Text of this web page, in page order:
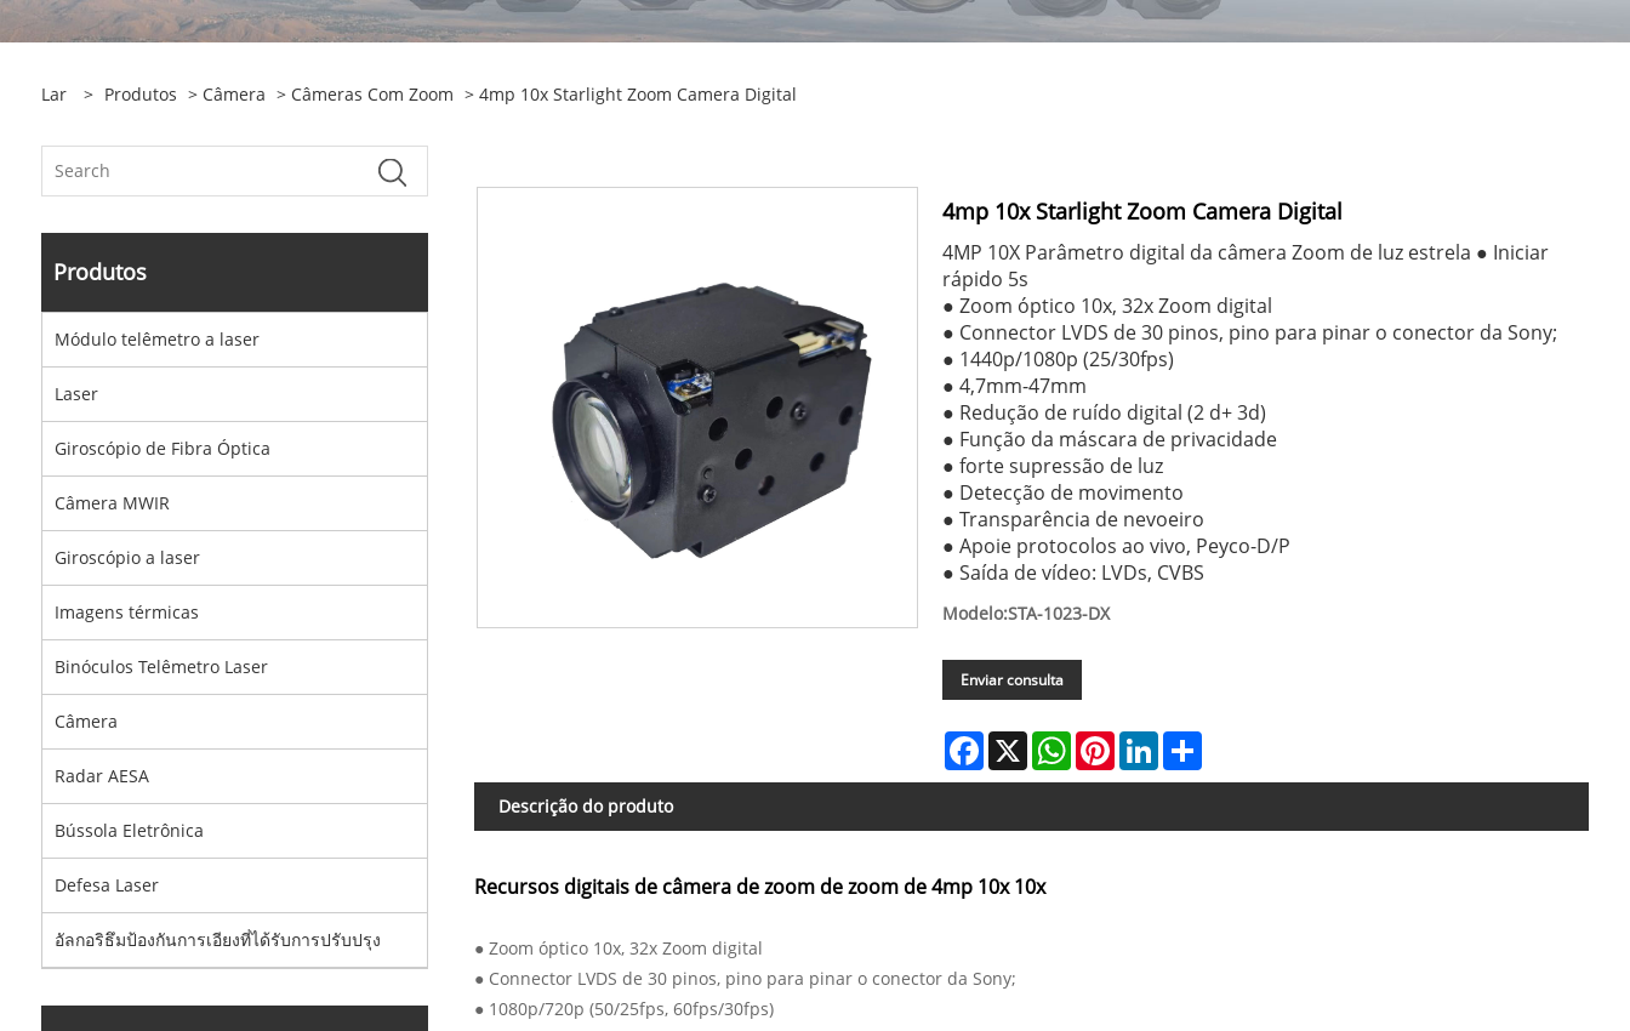
Lar > Produtos > Câmera > Câmeras Com Zoom > 4mp 10x Starlight Zoom Camera Digital
Produtos
Módulo telêmetro a laser
Laser
Giroscópio de Fibra Óptica
Câmera MWIR
Giroscópio a laser
Imagens térmicas
Binóculos Telêmetro Laser
Câmera
Radar AESA
Bússola Eletrônica
Defesa Laser
อัลกอริธึมป้องกันการเอียงที่ได้รับการปรับปรุง
4mp 10x Starlight Zoom Camera Digital
4MP 10X Parâmetro digital da câmera Zoom de luz estrela ● Iniciar
rápido 5s
● Zoom óptico 10x, 32x Zoom digital
● Connector LVDS de 30 pinos, pino para pinar o conector da Sony;
● 1440p/1080p (25/30fps)
● 4,7mm-47mm
● Redução de ruído digital (2 d+ 3d)
● Função da máscara de privacidade
● forte supressão de luz
● Detecção de movimento
● Transparência de nevoeiro
● Apoie protocolos ao vivo, Peyco-D/P
● Saída de vídeo: LVDs, CVBS
Modelo:STA-1023-DX
Enviar consulta
Facebook
X WhatsApp
PinterestLinkedIn
Descrição do produto
Recursos digitais de câmera de zoom de zoom de 4mp 10x 10x
● Zoom óptico 10x, 32x Zoom digital
● Connector LVDS de 30 pinos, pino para pinar o conector da Sony;
● 1080p/720p (50/25fps, 60fps/30fps)